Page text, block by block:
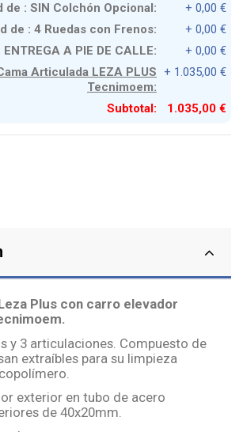
de : SIN Colchón Opcional:
+ 0,00 €
de : 4 Ruedas con Frenos:
+ 0,00 €
A PIE DE CALLE:
+ 0,00 €
Articulada LEZA PLUS
Tecnimoem:
+ 1.035,00 €
Subtotal: 1.035,00 €
Plus con carro elevador
.
y 3 articulaciones. Compuesto de
extraíbles para su limpieza
copolímero
exterior en tubo de acero
de 40x20mm